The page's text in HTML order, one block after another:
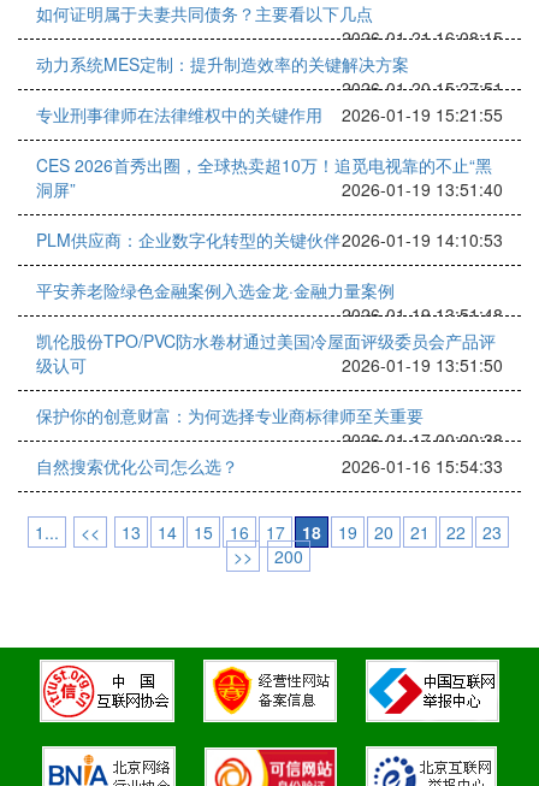
如何证明属于夫妻共同债务？主要看以下几点
2026-01-21 16:08:15
动力系统MES定制：提升制造效率的关键解决方案
2026-01-20 15:27:51
专业刑事律师在法律维权中的关键作用
2026-01-19 15:21:55
CES 2026首秀出圈，全球热卖超10万！追觅电视靠的不止“黑
洞屏”
2026-01-19 13:51:40
PLM供应商：企业数字化转型的关键伙伴2026-01-19 14:10:53
平安养老险绿色金融案例入选金龙·金融力量案例
2026-01-19 13:51:48
凯伦股份TPO/PVC防水卷材通过美国冷屋面评级委员会产品评
级认可
2026-01-19 13:51:50
保护你的创意财富：为何选择专业商标律师至关重要
2026-01-17 00:00:38
自然搜索优化公司怎么选？
2026-01-16 15:54:33
1... << 13 14 15 16 17 18 19 20 21 22
23
>>
200